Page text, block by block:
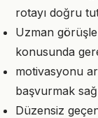
rotayı doğru
Uzman
konusunda
motivasyonu
başvurmak
Düzensiz